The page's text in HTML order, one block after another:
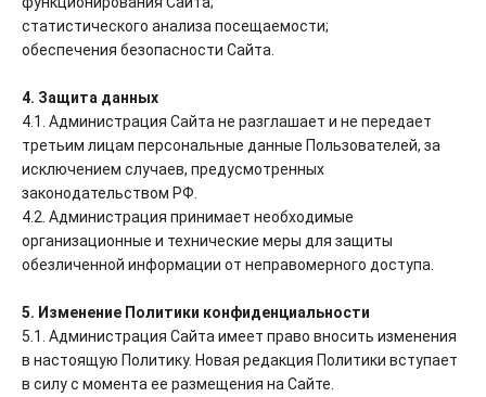
статистического анализа посещаемости;
обеспечения безопасности Сайта.
4. Защита данных
4.1. Администрация Сайта не разглашает и не передает
третьим лицам персональные данные Пользователей, за
исключением случаев, предусмотренных
законодательством РФ.
4.2. Администрация принимает необходимые
организационные и технические меры для защиты
обезличенной информации от неправомерного доступа.
5. Изменение Политики конфиденциальности
5.1. Администрация Сайта имеет право вносить изменения
в настоящую Политику. Новая редакция Политики вступает
в силу с момента ее размещения на Сайте.